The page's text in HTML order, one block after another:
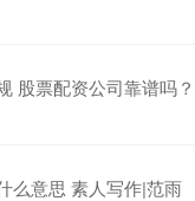
股票配资公司靠谱吗？
么意思 素人写作|范雨